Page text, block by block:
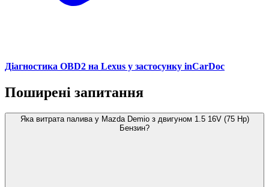
Діагностика OBD2 на Lexus у застосунку inCarDoc
Поширені запитання
Яка витрата палива у Mazda Demio з двигуном 1.5 16V (75 Hp)
Бензин?